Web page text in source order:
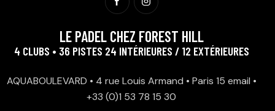
LE PADEL CHEZ FOREST HILL
4 CLUBS • 36 PISTES 24 INTÉRIEURES / 12 EXTÉRIEURES
AQUABOULEVARD • 4 rue Louis Armand • Paris 15 email •
+33 (0)1 53 78 15 30